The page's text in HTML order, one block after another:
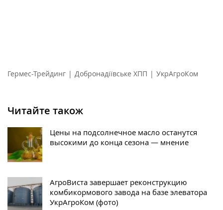
Гермес-Трейдинг | Добронадіївське ХПП | УкрАгроКом
Читайте також
Цены на подсолнечное масло останутся
высокими до конца сезона — мнение
АгроВиста завершает реконструкцию
комбикормового завода на базе элеватора
УкрАгроКом (фото)